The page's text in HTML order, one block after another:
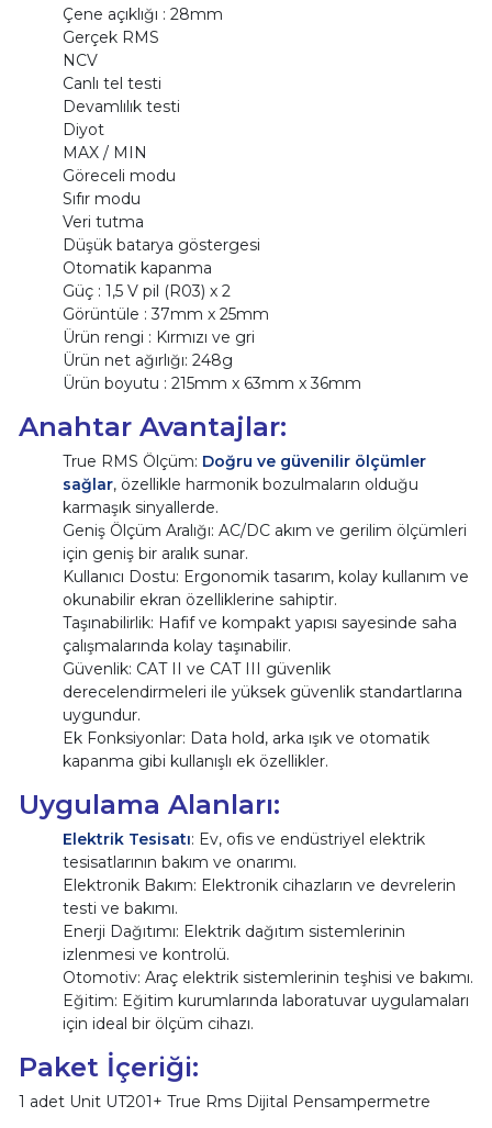
Çene açıklığı : 28mm
Gerçek RMS
NCV
Canlı tel testi
Devamlılık testi
Diyot
MAX / MIN
Göreceli modu
Sıfır modu
Veri tutma
Düşük batarya göstergesi
Otomatik kapanma
Güç : 1,5 V pil (R03) x 2
Görüntüle : 37mm x 25mm
Ürün rengi : Kırmızı ve gri
Ürün net ağırlığı: 248g
Ürün boyutu : 215mm x 63mm x 36mm
Anahtar Avantajlar:
True RMS Ölçüm: Doğru ve güvenilir ölçümler
sağlar, özellikle harmonik bozulmaların olduğu
karmaşık sinyallerde.
Geniş Ölçüm Aralığı: AC/DC akım ve gerilim ölçümleri
için geniş bir aralık sunar.
Kullanıcı Dostu: Ergonomik tasarım, kolay kullanım ve
okunabilir ekran özelliklerine sahiptir.
Taşınabilirlik: Hafif ve kompakt yapısı sayesinde saha
çalışmalarında kolay taşınabilir.
Güvenlik: CAT II ve CAT III güvenlik
derecelendirmeleri ile yüksek güvenlik standartlarına
uygundur.
Ek Fonksiyonlar: Data hold, arka ışık ve otomatik
kapanma gibi kullanışlı ek özellikler.
Uygulama Alanları:
Elektrik Tesisatı: Ev, ofis ve endüstriyel elektrik
tesisatlarının bakım ve onarımı.
Elektronik Bakım: Elektronik cihazların ve devrelerin
testi ve bakımı.
Enerji Dağıtımı: Elektrik dağıtım sistemlerinin
izlenmesi ve kontrolü.
Otomotiv: Araç elektrik sistemlerinin teşhisi ve bakımı.
Eğitim: Eğitim kurumlarında laboratuvar uygulamaları
için ideal bir ölçüm cihazı.
Paket İçeriği:
1 adet Unit UT201+ True Rms Dijital Pensampermetre